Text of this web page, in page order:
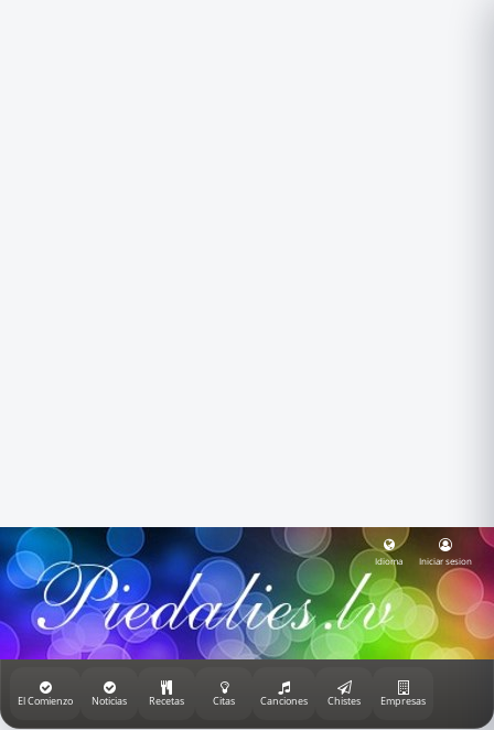
Idioma Iniciar sesion
El Comienzo Noticias Recetas Citas Canciones Chistes Empresas